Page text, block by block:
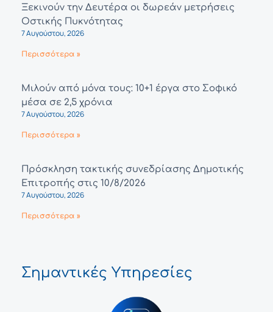
Ξεκινούν την Δευτέρα οι δωρεάν μετρήσεις
Οστικής Πυκνότητας
7 Αυγούστου, 2026
Περισσότερα »
Μιλούν από μόνα τους: 10+1 έργα στο Σοφικό
μέσα σε 2,5 χρόνια
7 Αυγούστου, 2026
Περισσότερα »
Πρόσκληση τακτικής συνεδρίασης Δημοτικής
Επιτροπής στις 10/8/2026
7 Αυγούστου, 2026
Περισσότερα »
Σημαντικές Υπηρεσίες